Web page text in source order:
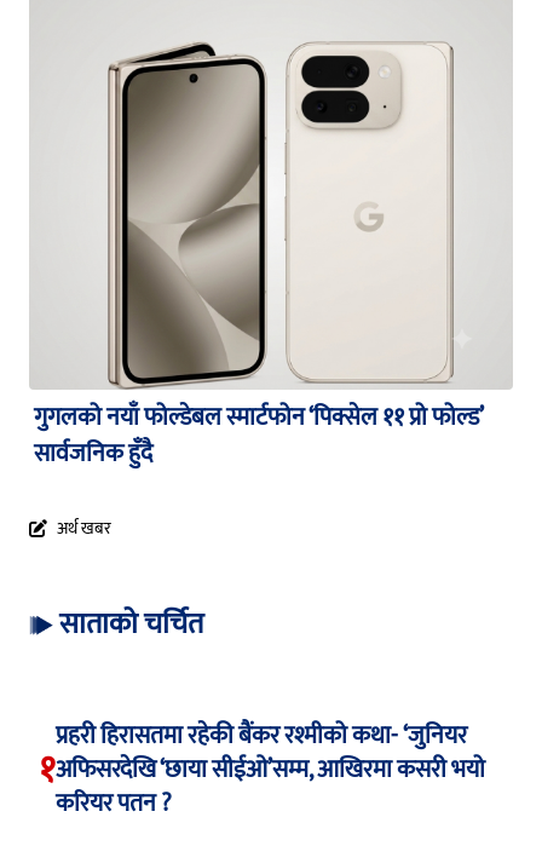
गुगलको नयाँ फोल्डेबल स्मार्टफोन ‘पिक्सेल ११ प्रो फोल्ड’
सार्वजनिक हुँदै
अर्थ खबर
साताको चर्चित
१
प्रहरी हिरासतमा रहेकी बैंकर रश्मीको कथा- ‘जुनियर
अफिसरदेखि ‘छाया सीईओ’सम्म, आखिरमा कसरी भयो
करियर पतन ?